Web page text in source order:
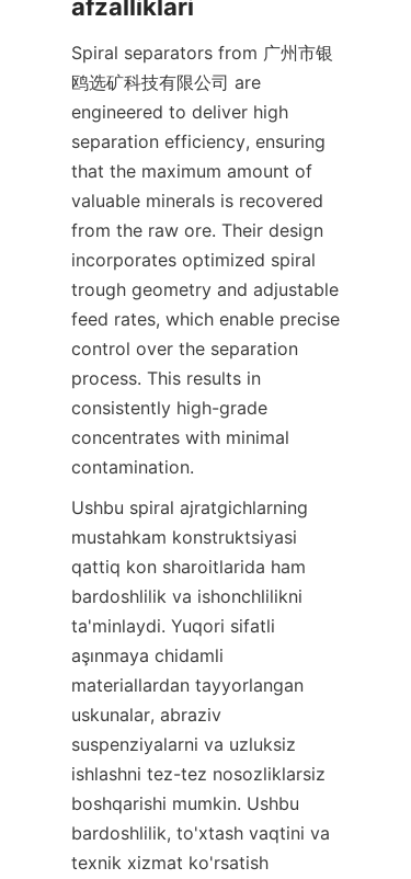
afzalliklari
Spiral separators from 广州市银
鸥选矿科技有限公司 are
engineered to deliver high
separation efficiency, ensuring
that the maximum amount of
valuable minerals is recovered
from the raw ore. Their design
incorporates optimized spiral
trough geometry and adjustable
feed rates, which enable precise
control over the separation
process. This results in
consistently high-grade
concentrates with minimal
contamination.
Ushbu spiral ajratgichlarning
mustahkam konstruktsiyasi
qattiq kon sharoitlarida ham
bardoshlilik va ishonchlilikni
ta'minlaydi. Yuqori sifatli
aşınmaya chidamli
materiallardan tayyorlangan
uskunalar, abraziv
suspenziyalarni va uzluksiz
ishlashni tez-tez nosozliklarsiz
boshqarishi mumkin. Ushbu
bardoshlilik, to'xtash vaqtini va
texnik xizmat ko'rsatish